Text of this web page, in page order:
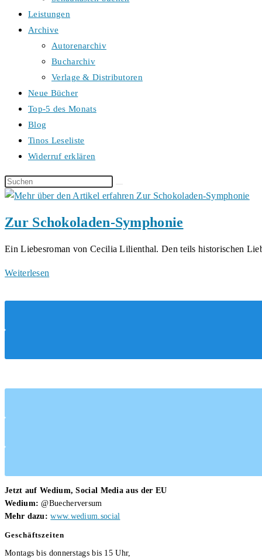
Leistungen
Archive
Autorenarchiv
Bucharchiv
Verlage & Distributoren
Neue Bücher
Top-5 des Monats
Blog
Tinos Leseliste
Widerruf erklären
Diese
Website
Zur Schokoladen-Symphonie
Ein Liebesroman von Cecilia Lilienthal. Den teils historischen
Weiterlesen
Symphonie
Jetzt auf Wedium, Social Media aus der EU
Wedium: @Buecherversum
Mehr dazu: www.wedium.social
Geschäftszeiten
Montags bis donnerstags bis 15 Uhr,